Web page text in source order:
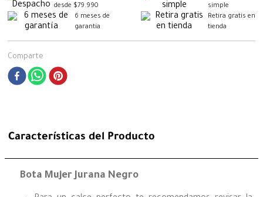
desde $79.990
simple
6 meses de
garantía
Retira gratis en
tienda
Comparte
Características del Producto
Bota Mujer Jurana Negro